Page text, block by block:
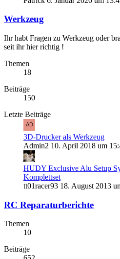
Werkzeug
Ihr habt Fragen zu Werkzeug oder
seit ihr hier richtig !
Themen
18
Beiträge
150
Letzte Beiträge
3D-Drucker als Werkzeug
Admin2 10. April 2018 um
HUDY Exclusive Alu Setup
Komplettset
tt01racer93 18. August 2013
RC Reparaturberichte
Themen
10
Beiträge